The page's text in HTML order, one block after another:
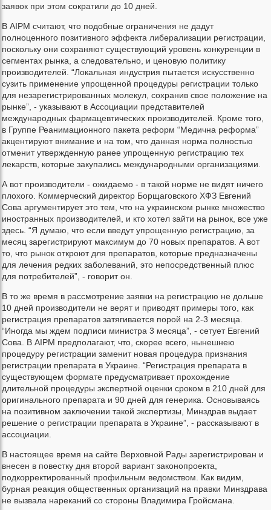
заявок при этом сократили до 10 дней.
В AIPM считают, что подобные ограничения не дадут
полноценного позитивного эффекта либерализации регистрации,
поскольку они сохраняют существующий уровень конкуренции в
сегментах рынка, а следовательно, и ценовую политику
производителей. “Локальная индустрия пытается искусственно
сузить применение упрощенной процедуры регистрации только
для незарегистрированных молекул, сохранив свое положение на
рынке”, - указывают в Ассоциации представителей
международных фармацевтических производителей. Кроме того,
в Группе Реанимационного пакета реформ “Медична реформа”
акцентируют внимание и на том, что данная норма полностью
отменит утвержденную ранее упрощенную регистрацию тех
лекарств, которые закупались международными организациями.
А вот производители - ожидаемо - в такой норме не видят ничего
плохого. Коммерческий директор Борщаговского ХФЗ Евгений
Сова аргументирует это тем, что на украинском рынке множество
иностранных производителей, и кто хотел зайти на рынок, все уже
здесь. “Я думаю, что если введут упрощенную регистрацию, за
месяц зарегистрируют максимум до 70 новых препаратов. А вот
то, что рынок откроют для препаратов, которые предназначены
для лечения редких заболеваний, это непосредственный плюс
для потребителей”, - говорит он.
В то же время в рассмотрение заявки на регистрацию не дольше
10 дней производители не верят и приводят примеры того, как
регистрация препаратов затягивается порой на 2-3 месяца.
“Иногда мы ждем подписи министра 3 месяца”, - сетует Евгений
Сова. В AIPM предполагают, что, скорее всего, нынешнею
процедуру регистрации заменит новая процедура признания
регистрации препарата в Украине. “Регистрация препарата в
существующем формате предусматривает прохождение
длительной процедуры экспертной оценки сроком в 210 дней для
оригинального препарата и 90 дней для генерика. Основываясь
на позитивном заключении такой экспертизы, Минздрав выдает
решение о регистрации препарата в Украине”, - рассказывают в
ассоциации.
В настоящее время на сайте Верховной Рады зарегистрирован и
внесен в повестку дня второй вариант законопроекта,
подкорректированный профильным ведомством. Как видим,
бурная реакция общественных организаций на правки Минздрава
не вызвала нареканий со стороны Владимира Гройсмана.